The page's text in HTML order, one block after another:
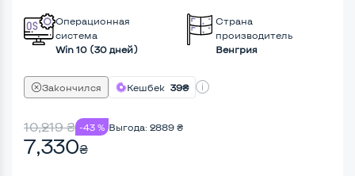
Операционная
система
Win 10 (30 дней)
Страна
производитель
Венгрия
Закончился Кешбек 39₴
10,219₴ -43 % Выгода: 2889 ₴
7,330₴